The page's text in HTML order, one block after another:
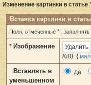
Изменение картинки в
Вставка картинки в
Поля, отмеченные * ,
* Изображение
KiB) (
Вставлять в
уменьшенном
Да